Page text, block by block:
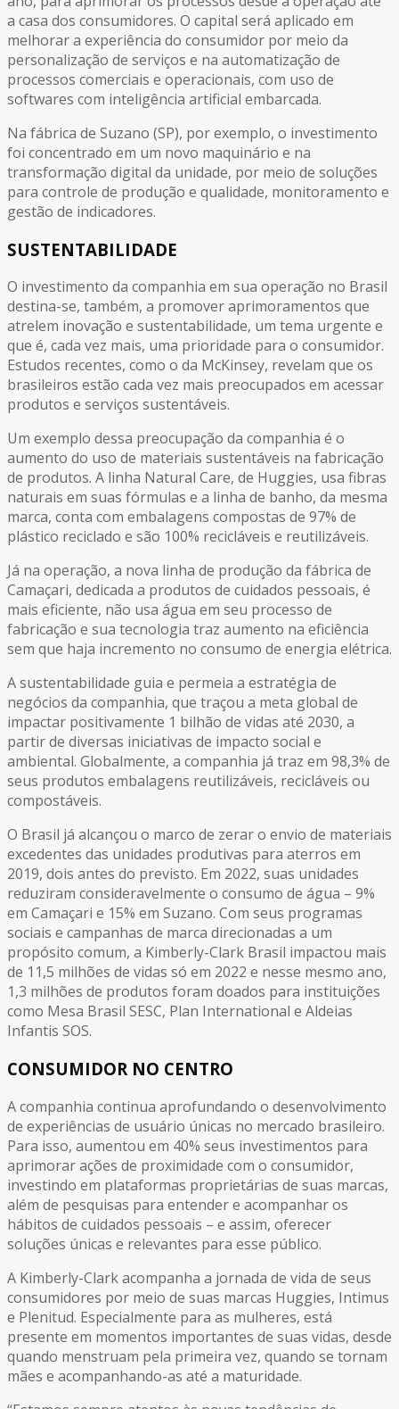
a casa dos consumidores. O capital será aplicado em
melhorar a experiência do consumidor por meio da
personalização de serviços e na automatização de
processos comerciais e operacionais, com uso de
softwares com inteligência artificial embarcada.
Na fábrica de Suzano (SP), por exemplo, o investimento
foi concentrado em um novo maquinário e na
transformação digital da unidade, por meio de soluções
para controle de produção e qualidade, monitoramento e
gestão de indicadores.
SUSTENTABILIDADE
O investimento da companhia em sua operação no Brasil
destina-se, também, a promover aprimoramentos que
atrelem inovação e sustentabilidade, um tema urgente e
que é, cada vez mais, uma prioridade para o consumidor.
Estudos recentes, como o da McKinsey, revelam que os
brasileiros estão cada vez mais preocupados em acessar
produtos e serviços sustentáveis.
Um exemplo dessa preocupação da companhia é o
aumento do uso de materiais sustentáveis na fabricação
de produtos. A linha Natural Care, de Huggies, usa fibras
naturais em suas fórmulas e a linha de banho, da mesma
marca, conta com embalagens compostas de 97% de
plástico reciclado e são 100% recicláveis e reutilizáveis.
Já na operação, a nova linha de produção da fábrica de
Camaçari, dedicada a produtos de cuidados pessoais, é
mais eficiente, não usa água em seu processo de
fabricação e sua tecnologia traz aumento na eficiência
sem que haja incremento no consumo de energia elétrica.
A sustentabilidade guia e permeia a estratégia de
negócios da companhia, que traçou a meta global de
impactar positivamente 1 bilhão de vidas até 2030, a
partir de diversas iniciativas de impacto social e
ambiental. Globalmente, a companhia já traz em 98,3% de
seus produtos embalagens reutilizáveis, recicláveis ou
compostáveis.
O Brasil já alcançou o marco de zerar o envio de materiais
excedentes das unidades produtivas para aterros em
2019, dois antes do previsto. Em 2022, suas unidades
reduziram consideravelmente o consumo de água – 9%
em Camaçari e 15% em Suzano. Com seus programas
sociais e campanhas de marca direcionadas a um
propósito comum, a Kimberly-Clark Brasil impactou mais
de 11,5 milhões de vidas só em 2022 e nesse mesmo ano,
1,3 milhões de produtos foram doados para instituições
como Mesa Brasil SESC, Plan International e Aldeias
Infantis SOS.
CONSUMIDOR NO CENTRO
A companhia continua aprofundando o desenvolvimento
de experiências de usuário únicas no mercado brasileiro.
Para isso, aumentou em 40% seus investimentos para
aprimorar ações de proximidade com o consumidor,
investindo em plataformas proprietárias de suas marcas,
além de pesquisas para entender e acompanhar os
hábitos de cuidados pessoais – e assim, oferecer
soluções únicas e relevantes para esse público.
A Kimberly-Clark acompanha a jornada de vida de seus
consumidores por meio de suas marcas Huggies, Intimus
e Plenitud. Especialmente para as mulheres, está
presente em momentos importantes de suas vidas, desde
quando menstruam pela primeira vez, quando se tornam
mães e acompanhando-as até a maturidade.